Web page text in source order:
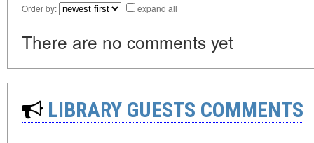
Order by: expand all
There are no comments yet
LIBRARY GUESTS COMMENTS